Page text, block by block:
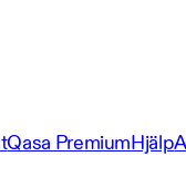
Qasa PremiumHjälp